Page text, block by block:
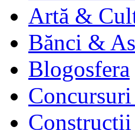
Artă &
Bănci &
Blogosfera